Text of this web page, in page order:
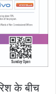
के बीच